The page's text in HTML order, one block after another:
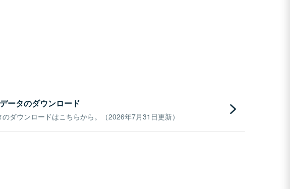
ータのダウンロード
ダウンロードはこちらから。（2026年7月31日更新）